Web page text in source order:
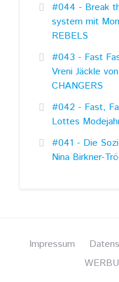
#044 - Break
system mit
REBELS
#043 - Fast
Vreni Jäckle
CHANGERS
#042 - Fast,
Lottes
#041 - Die
Nina Birkner-
Impressum